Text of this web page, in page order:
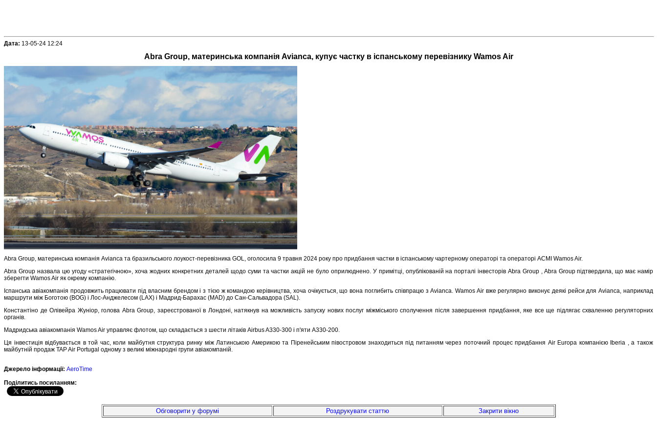
Дата: 13-05-24 12:24
Abra Group, материнська компанія Avianca, купує частку в іспанському перевізнику Wamos Air
Abra Group, материнська компанія Avianca та бразильського лоукост-перевізника GOL, оголосила 9 травня 2024 року про придбання частки в іспанському чартерному операторі та операторі ACMI Wamos Air.
Abra Group назвала цю угоду «стратегічною», хоча жодних конкретних деталей щодо суми та частки акцій не було оприлюднено. У примітці, опублікованій на порталі інвесторів Abra Group , Abra Group підтвердила, що має намір
зберегти Wamos Air як окрему компанію.
Іспанська авіакомпанія продовжить працювати під власним брендом і з тією ж командою керівництва, хоча очікується, що вона поглибить співпрацю з Avianca. Wamos Air вже регулярно виконує деякі рейси для Avianca, наприклад
маршрути між Боготою (BOG) і Лос-Анджелесом (LAX) і Мадрид-Барахас (MAD) до Сан-Сальвадора (SAL).
Константіно де Олівейра Жуніор, голова Abra Group, зареєстрованої в Лондоні, натякнув на можливість запуску нових послуг міжміського сполучення після завершення придбання, яке все ще підлягає схваленню регуляторних
органів.
Мадридська авіакомпанія Wamos Air управляє флотом, що складається з шести літаків Airbus A330-300 і п'яти A330-200.
Ця інвестиція відбувається в той час, коли майбутня структура ринку між Латинською Америкою та Піренейським півостровом знаходиться під питанням через поточний процес придбання Air Europa компанією Iberia , а також
майбутній продаж TAP Air Portugal одному з великі міжнародні групи авіакомпаній.
Джерело інформації: AeroTime
Подiлитись посиланням:
Обговорити у форумі Роздрукувати статтю Закрити вікно